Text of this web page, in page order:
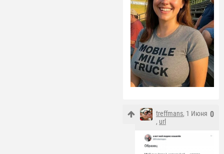
0
treffmans, 1 Июня
, url